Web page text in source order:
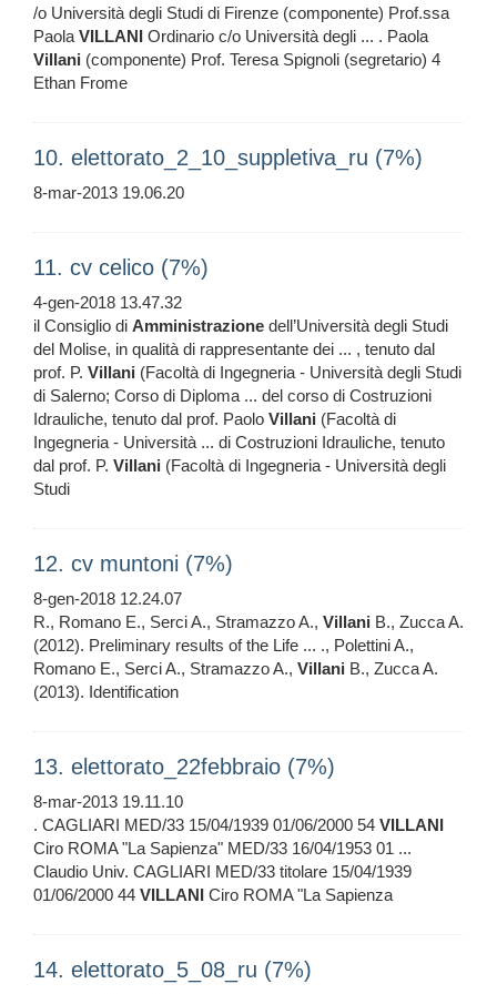
/o Università degli Studi di Firenze (componente) Prof.ssa
PaolaVILLANI Ordinario c/o Università degli ... . Paola
Villani (componente) Prof. Teresa Spignoli (segretario) 4
Ethan Frome
10. elettorato_2_10_suppletiva_ru (7%)
8-mar-2013 19.06.20
11. cv celico (7%)
4-gen-2018 13.47.32
il Consiglio di Amministrazione dell’Università degli Studi
del Molise, in qualità di rappresentante dei ... , tenuto dal
prof. P. Villani (Facoltà di Ingegneria - Università degli Studi
di Salerno; Corso di Diploma ... del corso di Costruzioni
Idrauliche, tenuto dal prof. Paolo Villani (Facoltà di
Ingegneria - Università ... di Costruzioni Idrauliche, tenuto
dal prof. P. Villani (Facoltà di Ingegneria - Università degli
Studi
12. cv muntoni (7%)
8-gen-2018 12.24.07
R., Romano E., Serci A., Stramazzo A., Villani B., Zucca A.
(2012). Preliminary results of the Life ... ., Polettini A.,
Romano E., Serci A., Stramazzo A., Villani B., Zucca A.
(2013). Identification
13. elettorato_22febbraio (7%)
8-mar-2013 19.11.10
. CAGLIARI MED/33 15/04/1939 01/06/2000 54 VILLANI
Ciro ROMA "La Sapienza" MED/33 16/04/1953 01 ...
Claudio Univ. CAGLIARI MED/33 titolare 15/04/1939
01/06/2000 44 VILLANI Ciro ROMA "La Sapienza
14. elettorato_5_08_ru (7%)